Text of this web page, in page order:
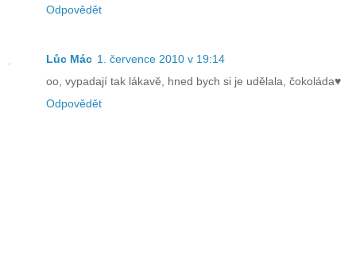
Odpovědět
Lůc Mác 1. července 2010 v 19:14
oo, vypadají tak lákavě, hned bych si je udělala, čokoláda♥
Odpovědět